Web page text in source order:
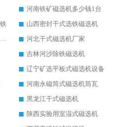
河南铁矿磁选机多少钱1台
山西密封干式选铁磁选机
内蒙古干式永磁磁选机技术要求
河北干式磁选机厂家
吉林河沙除铁磁选机
辽宁矿选平板式磁选机设备
河南永磁筒式磁选机筒瓦
黑龙江干式磁选机
陕西实验用室湿式磁选机